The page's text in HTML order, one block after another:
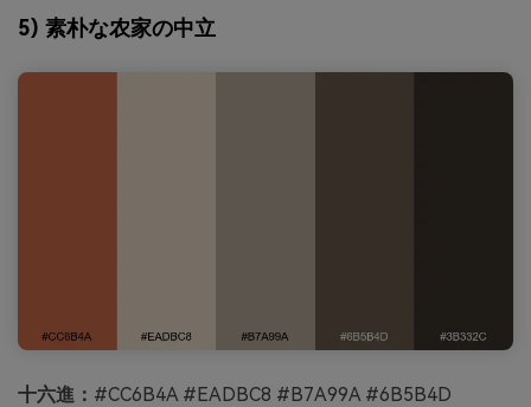
5) 素朴な农家の中立
十六進： #CC6B4A #EADBC8 #B7A99A #6B5B4D